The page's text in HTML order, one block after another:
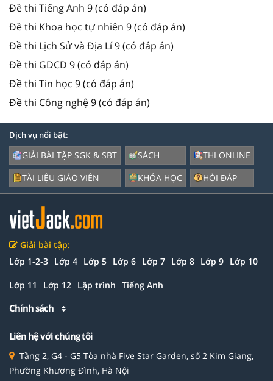
Đề thi Tiếng Anh 9 (có đáp án)
Đề thi Khoa học tự nhiên 9 (có đáp án)
Đề thi Lịch Sử và Địa Lí 9 (có đáp án)
Đề thi GDCD 9 (có đáp án)
Đề thi Tin học 9 (có đáp án)
Đề thi Công nghệ 9 (có đáp án)
Dịch vụ nổi bật:
GIẢI BÀI TẬP SGK & SBT
TÀI LIỆU GIÁO VIÊN
SÁCH
KHÓA HỌC
THI ONLINE
HỎI ĐÁP
Giải bài tập:
Lớp 1-2-3 Lớp 4 Lớp 5 Lớp 6 Lớp 7 Lớp 8 Lớp 9 Lớp 10
Lớp 11 Lớp 12 Lập trình Tiếng Anh
Chính sách
Liên hệ với chúng tôi
Tầng 2, G4 - G5 Tòa nhà Five Star Garden, số 2 Kim Giang,
Phường Khương Đình, Hà Nội